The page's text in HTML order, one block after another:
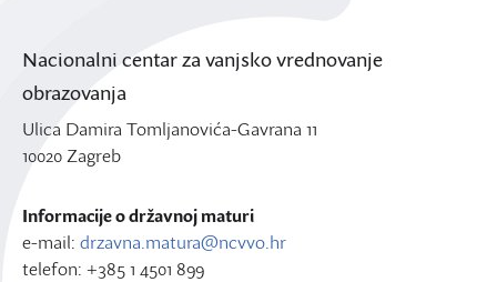
Nacionalni centar za vanjsko vrednovanje
obrazovanja
Ulica Damira Tomljanovića-Gavrana 11
10020 Zagreb
Informacije o državnoj maturi
e-mail: drzavna.matura@ncvvo.hr
telefon: +385 1 4501 899